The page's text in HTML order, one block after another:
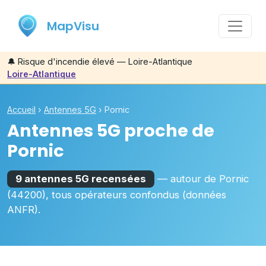
MapVisu
🔔 Risque d'incendie élevé — Loire-Atlantique
Loire-Atlantique
Accueil › Antennes 5G › Pornic
Antennes 5G proche de
Pornic
9 antennes 5G recensées — autour de Pornic
(44200), tous opérateurs confondus (données
ANFR).